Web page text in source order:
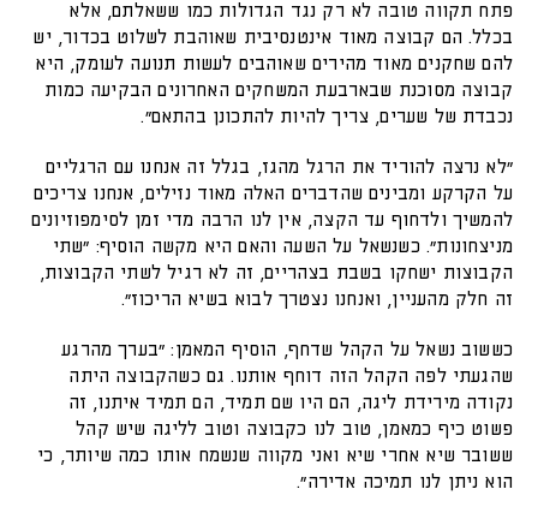
פתח תקווה טובה לא רק נגד הגדולות כמו ששאלתם, אלא
בכלל. הם קבוצה מאוד אינטנסיבית שאוהבת לשלוט בכדור, יש
להם שחקנים מאוד מהירים שאוהבים לעשות תנועה לעומק, היא
קבוצה מסוכנת שבארבעת המשחקים האחרונים הבקיעה כמות
נכבדת של שערים, צריך להיות להתכונן בהתאם".
"לא נרצה להוריד את הרגל מהגז, בגלל זה אנחנו עם הרגליים
על הקרקע ומבינים שהדברים האלה מאוד נזילים, אנחנו צריכים
להמשיך ולדחוף עד הקצה, אין לנו הרבה מדי זמן לסימפוזיונים
מניצחונות". כשנשאל על השעה והאם היא מקשה הוסיף: "שתי
הקבוצות ישחקו בשבת בצהריים, זה לא רגיל לשתי הקבוצות,
זה חלק מהעניין, ואנחנו נצטרך לבוא בשיא הריכוז".
כששוב נשאל על הקהל שדחף, הוסיף המאמן: "בערך מהרגע
שהגעתי לפה הקהל הזה דוחף אותנו. גם כשהקבוצה היתה
נקודה מירידת ליגה, הם היו שם תמיד, הם תמיד איתנו, זה
פשוט כיף כמאמן, טוב לנו כקבוצה וטוב לליגה שיש קהל
ששובר שיא אחרי שיא ואני מקווה שנשמח אותו כמה שיותר, כי
הוא ניתן לנו תמיכה אדירה".